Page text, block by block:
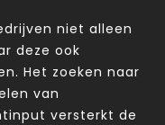
niet alleen
deze ook
Het zoeken naar
van
versterkt de